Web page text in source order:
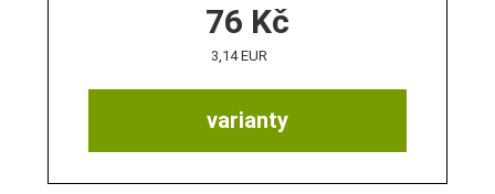
varianty
76 Kč
3,14 EUR